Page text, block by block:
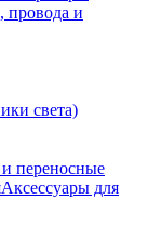
провода и
света)
переносные
Аксессуары для